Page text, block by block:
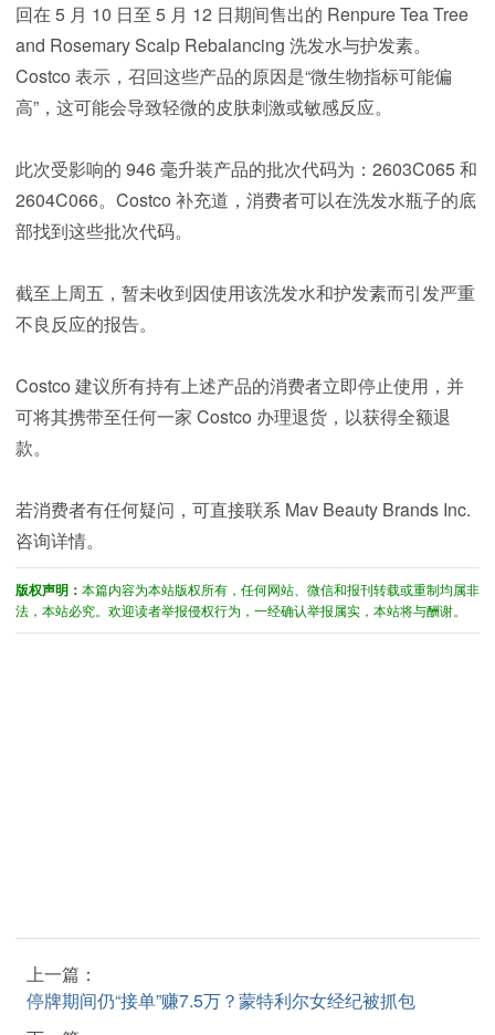
回在 5 月 10 日至 5 月 12 日期间售出的 Renpure Tea Tree
and Rosemary Scalp Rebalancing 洗发水与护发素。
Costco 表示，召回这些产品的原因是“微生物指标可能偏
高”，这可能会导致轻微的皮肤刺激或敏感反应。
此次受影响的 946 毫升装产品的批次代码为：2603C065 和
2604C066。Costco 补充道，消费者可以在洗发水瓶子的底
部找到这些批次代码。
截至上周五，暂未收到因使用该洗发水和护发素而引发严重
不良反应的报告。
Costco 建议所有持有上述产品的消费者立即停止使用，并
可将其携带至任何一家 Costco 办理退货，以获得全额退
款。
若消费者有任何疑问，可直接联系 Mav Beauty Brands Inc.
咨询详情。
版权声明： 本篇内容为本站版权所有，任何网站、微信和报刊转载或重制均属非
法，本站必究。欢迎读者举报侵权行为，一经确认举报属实，本站将与酬谢。
上一篇：
停牌期间仍“接单”赚7.5万？蒙特利尔女经纪被抓包